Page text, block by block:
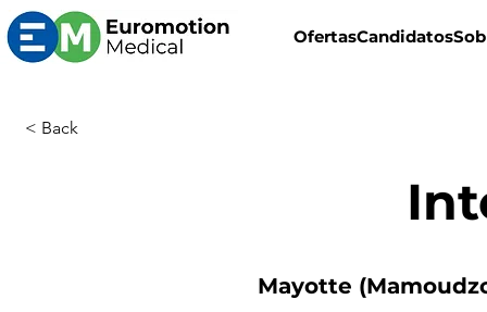
OfertasCandidatos
< Back
Mayotte